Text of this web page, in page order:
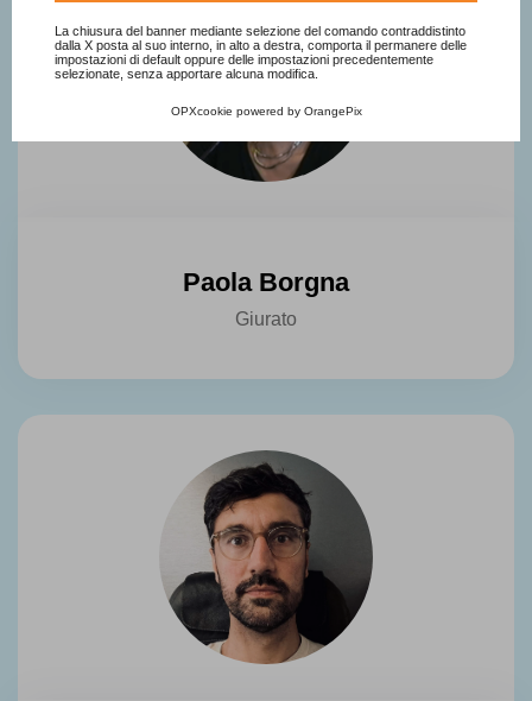
Consulta l'informativa cookie completa.
La chiusura del banner mediante selezione del comando contraddistinto
dalla X posta al suo interno, in alto a destra, comporta il permanere delle
impostazioni di default oppure delle impostazioni precedentemente
selezionate, senza apportare alcuna modifica.
OPXcookie powered by OrangePix
Paola Borgna
Giurato